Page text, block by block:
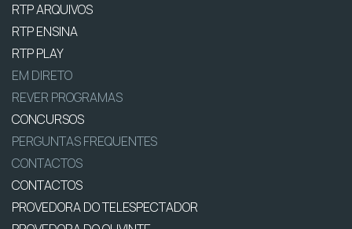
RTP ARQUIVOS
RTP ENSINA
RTP PLAY
EM DIRETO
REVER PROGRAMAS
CONCURSOS
PERGUNTAS FREQUENTES
CONTACTOS
CONTACTOS
PROVEDORA DO TELESPECTADOR